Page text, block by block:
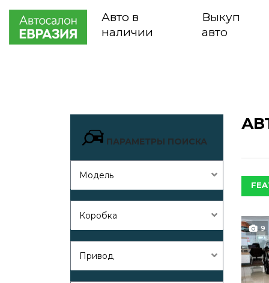
Авто в
наличии
Выкуп
авто
ПАРАМЕТРЫ ПОИСКА
Модель
Коробка
Привод
9